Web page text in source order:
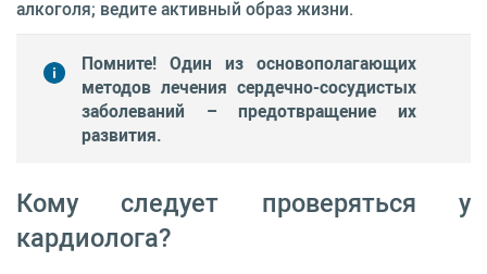
алкоголя; ведите активный образ жизни.
Помните! Один из основополагающих
методов лечения сердечно-сосудистых
заболеваний – предотвращение их
развития.
Кому следует проверяться у
кардиолога?